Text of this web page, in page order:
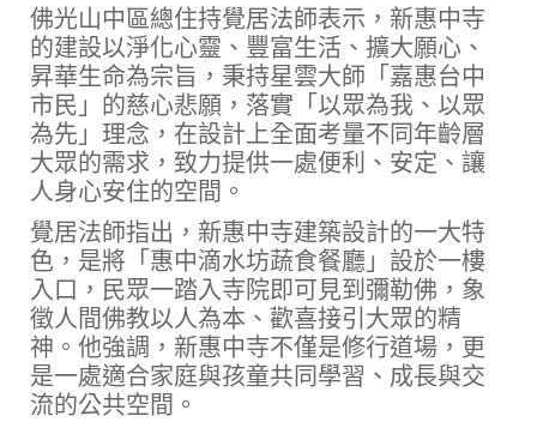
佛光山中區總住持覺居法師表示，新惠中寺
的建設以淨化心靈、豐富生活、擴大願心、
昇華生命為宗旨，秉持星雲大師「嘉惠台中
市民」的慈心悲願，落實「以眾為我、以眾
為先」理念，在設計上全面考量不同年齡層
大眾的需求，致力提供一處便利、安定、讓
人身心安住的空間。
覺居法師指出，新惠中寺建築設計的一大特
色，是將「惠中滴水坊蔬食餐廳」設於一樓
入口，民眾一踏入寺院即可見到彌勒佛，象
徵人間佛教以人為本、歡喜接引大眾的精
神。他強調，新惠中寺不僅是修行道場，更
是一處適合家庭與孩童共同學習、成長與交
流的公共空間。